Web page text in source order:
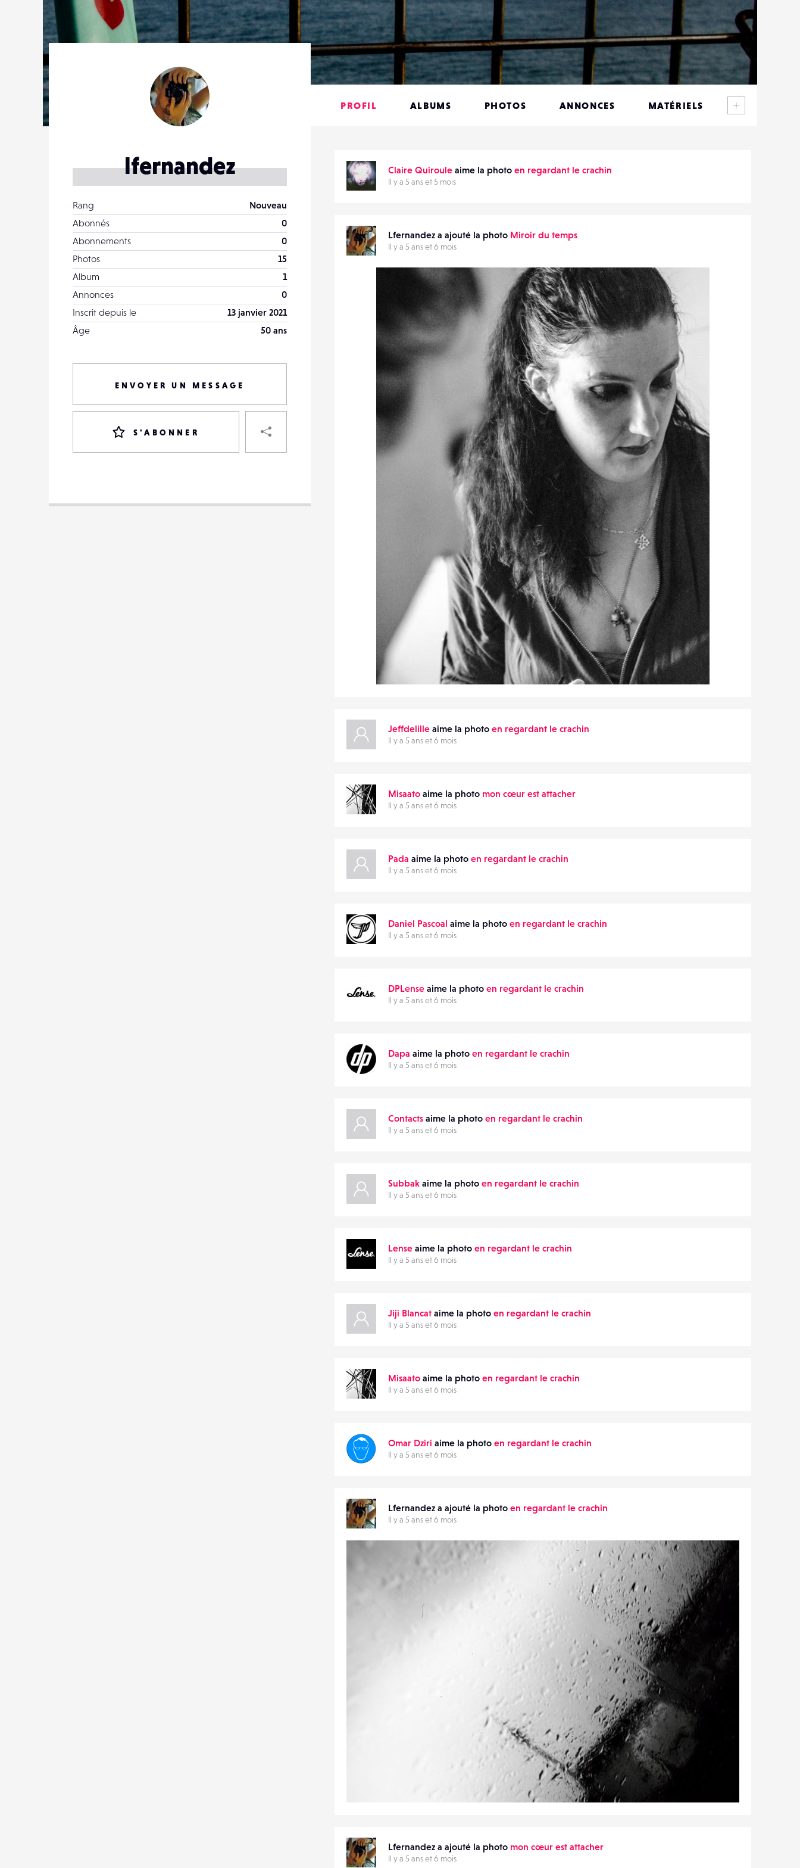
lfernandez
Rang
Nouveau
Abonnés
0
Abonnements
0
Photos
15
Album
1
Annonces
0
Inscrit depuis le
13 janvier 2021
Âge
50 ans
ENVOYER UN MESSAGE
S'ABONNER
DESTINATAIRE
VOTRE
PROFIL ALBUMS PHOTOS ANNONCES MATÉRIELS
Claire Quiroule aime la photo en regardant le crachin
Il y a 5 ans et 5 mois
Lfernandez a ajouté la photo Miroir du temps
Il y a 5 ans et 6 mois
19
Jeffdelille aime la photo en regardant le crachin
Il y a 5 ans et 6 mois
Misaato aime la photo mon cœur est attacher
Il y a 5 ans et 6 mois
Pada aime la photo en regardant le crachin
Il y a 5 ans et 6 mois
Daniel Pascoal aime la photo en regardant le crachin
Il y a 5 ans et 6 mois
DPLense aime la photo en regardant le crachin
Il y a 5 ans et 6 mois
Dapa aime la photo en regardant le crachin
Il y a 5 ans et 6 mois
Contacts aime la photo en regardant le crachin
Il y a 5 ans et 6 mois
Subbak aime la photo en regardant le crachin
Il y a 5 ans et 6 mois
Lense aime la photo en regardant le crachin
Il y a 5 ans et 6 mois
Jiji Blancat aime la photo en regardant le crachin
Il y a 5 ans et 6 mois
Misaato aime la photo en regardant le crachin
Il y a 5 ans et 6 mois
Omar Dziri aime la photo en regardant le crachin
Il y a 5 ans et 6 mois
Lfernandez a ajouté la photo en regardant le crachin
Il y a 5 ans et 6 mois
Lfernandez a ajouté la photo mon cœur est attacher
Il y a 5 ans et 6 mois